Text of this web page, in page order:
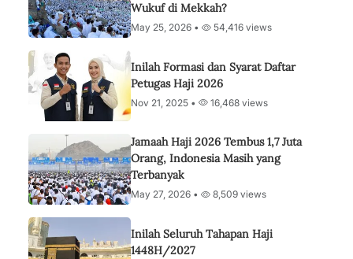
Wukuf di Mekkah?
May 25, 2026 • 54,416 views
Inilah Formasi dan Syarat Daftar
Petugas Haji 2026
Nov 21, 2025 • 16,468 views
Jamaah Haji 2026 Tembus 1,7 Juta
Orang, Indonesia Masih yang
Terbanyak
May 27, 2026 • 8,509 views
Inilah Seluruh Tahapan Haji
1448H/2027